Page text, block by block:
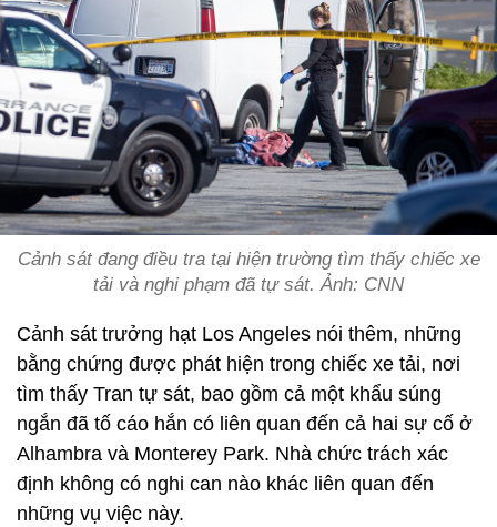
Cảnh sát đang điều tra tại hiện trường tìm thấy chiếc xe
tải và nghi phạm đã tự sát. Ảnh: CNN
Cảnh sát trưởng hạt Los Angeles nói thêm, những
bằng chứng được phát hiện trong chiếc xe tải, nơi
tìm thấy Tran tự sát, bao gồm cả một khẩu súng
ngắn đã tố cáo hắn có liên quan đến cả hai sự cố ở
Alhambra và Monterey Park. Nhà chức trách xác
định không có nghi can nào khác liên quan đến
những vụ việc này.